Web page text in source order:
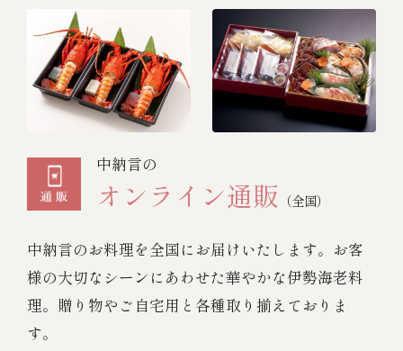
中納言の
オンライン通販 （全国）
中納言のお料理を全国にお届けいたします。お客
様の大切なシーンにあわせた華やかな伊勢海老料
理。贈り物やご自宅用と各種取り揃えておりま
す。